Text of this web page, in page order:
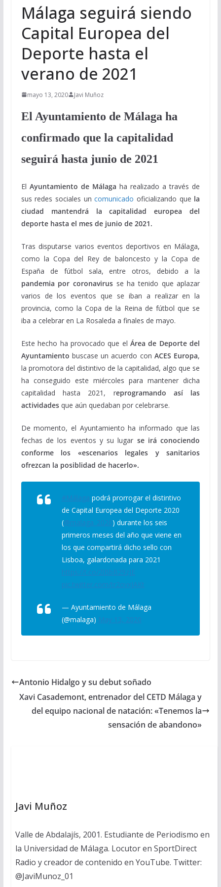
Málaga seguirá siendo
Capital Europea del
Deporte hasta el
verano de 2021
mayo 13, 2020 Javi Muñoz
El Ayuntamiento de Málaga ha
confirmado que la capitalidad
seguirá hasta junio de 2021
El Ayuntamiento de Málaga ha realizado a través de
sus redes sociales uncomunicado oficializando que la
ciudad mantendrá la capitalidad europea del
deporte hasta el mes de junio de 2021.
Tras disputarse varios eventos deportivos en Málaga,
como la Copa del Rey de baloncesto y la Copa de
España de fútbol sala, entre otros, debido a la
pandemia por coronavirus se ha tenido que aplazar
varios de los eventos que se iban a realizar en la
provincia, como la Copa de la Reina de fútbol que se
iba a celebrar en La Rosaleda a finales de mayo.
Este hecho ha provocado que elÁrea de Deporte del
Ayuntamiento buscase un acuerdo conACES Europa,
la promotora del distintivo de la capitalidad, algo que se
ha conseguido este miércoles para mantener dicha
capitalidad hasta 2021, reprogramando así las
actividadesque aún quedaban por celebrarse.
De momento, el Ayuntamiento ha informado que las
fechas de los eventos y su lugar se irá conociendo
conforme los «escenarios legales y sanitarios
ofrezcan la posiblidad de hacerlo».
#Málaga podrá prorrogar el distintivo
de Capital Europea del Deporte 2020
(@malaga_2020) durante los seis
primeros meses del año que viene en
los que compartirá dicho sello con
Lisboa, galardonada para 2021
https://t.co/2lBbB29zJE
pic.twitter.com/tr2ovxJAKt
— Ayuntamiento de Málaga
(@malaga) May 13, 2020
Antonio Hidalgo y su debut soñado
Xavi Casademont, entrenador del CETD Málaga y
del equipo nacional de natación: «Tenemos la
sensación de abandono»
Javi Muñoz
Valle de Abdalajís, 2001. Estudiante de Periodismo en
la Universidad de Málaga. Locutor en SportDirect
Radio y creador de contenido en YouTube. Twitter:
@JaviMunoz_01